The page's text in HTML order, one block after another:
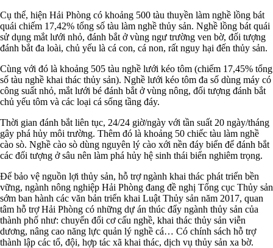
Cụ thể, hiện Hải Phòng có khoảng 500 tàu thuyền làm nghề lồng bát
quái chiếm 17,42% tổng số tàu làm nghề thủy sản. Nghề lồng bát quái
sử dụng mắt lưới nhỏ, đánh bắt ở vùng ngư trường ven bờ, đối tượng
đánh bắt đa loài, chủ yếu là cá con, cá non, rất nguy hại đến thủy sản.
Cùng với đó là khoảng 505 tàu nghề lưới kéo tôm (chiếm 17,45% tổng
số tàu nghề khai thác thủy sản). Nghề lưới kéo tôm đa số dùng máy có
công suất nhỏ, mắt lưới bé đánh bắt ở vùng nông, đối tượng đánh bắt
chủ yếu tôm và các loại cá sống tầng đáy.
Thời gian đánh bắt liên tục, 24/24 giờ/ngày với tần suất 20 ngày/tháng
gây phá hủy môi trường. Thêm đó là khoảng 50 chiếc tàu làm nghề
cào sò. Nghề cào sò dùng nguyên lý cào xới nền đáy biển để đánh bắt
các đối tượng ở sâu nên làm phá hủy hệ sinh thái biển nghiêm trọng.
Để bảo vệ nguồn lợi thủy sản, hỗ trợ ngành khai thác phát triển bền
vững, ngành nông nghiệp Hải Phòng đang đề nghị Tổng cục Thủy sản
sớm ban hành các văn bản triển khai Luật Thủy sản năm 2017, quan
tâm hỗ trợ Hải Phòng có những dự án thúc đẩy ngành thủy sản của
thành phố như: chuyển đổi cơ cấu nghề, khai thác thủy sản viễn
dương, nâng cao năng lực quản lý nghề cá… Có chính sách hỗ trợ
thành lập các tổ, đội, hợp tác xã khai thác, dịch vụ thủy sản xa bờ.